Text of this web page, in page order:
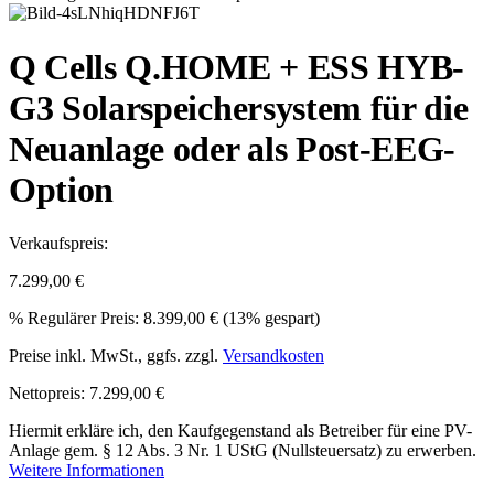
Q Cells Q.HOME + ESS HYB-
G3 Solarspeichersystem für die
Neuanlage oder als Post-EEG-
Option
Verkaufspreis:
7.299,00 €
% Regulärer Preis: 8.399,00 € (13% gespart)
Preise inkl. MwSt., ggfs. zzgl. Versandkosten
Nettopreis: 7.299,00 €
Hiermit erkläre ich, den Kaufgegenstand als Betreiber für eine PV-
Anlage gem. § 12 Abs. 3 Nr. 1 UStG (Nullsteuersatz) zu erwerben.
Weitere Informationen